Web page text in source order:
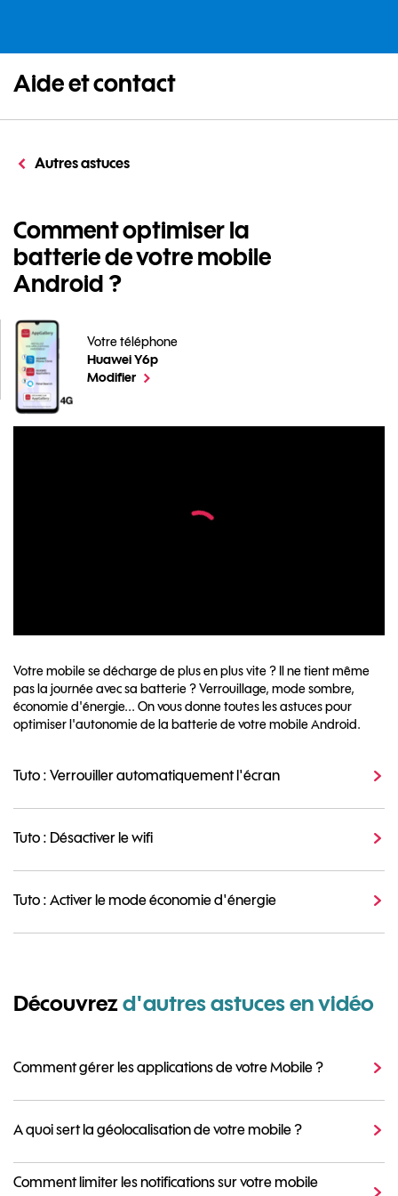
Aide et contact
Autres astuces
Comment optimiser la
batterie de votre mobile
Android ?
Votre téléphone
Huawei Y6p
Comment optimiser la batterie de votre mobile
Modifierle téléphone sélectionné
Votre mobile se décharge de plus en plus vite ? Il ne tient même
pas la journée avec sa batterie ? Verrouillage, mode sombre,
économie d'énergie... On vous donne toutes les astuces pour
optimiser l'autonomie de la batterie de votre mobile Android.
Tuto : Verrouiller automatiquement l'écran
Tuto : Désactiver le wifi
Tuto : Activer le mode économie d'énergie
Découvrezd'autres astuces en vidéo
Comment gérer les applications de votre Mobile ?
A quoi sert la géolocalisation de votre mobile ?
Comment limiter les notifications sur votre mobile